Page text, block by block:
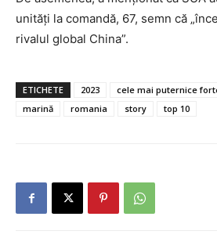
unități la comandă, 67, semn că
rivalul global China”.
ETICHETE 2023 cele mai puternice
marină
romania story top 10